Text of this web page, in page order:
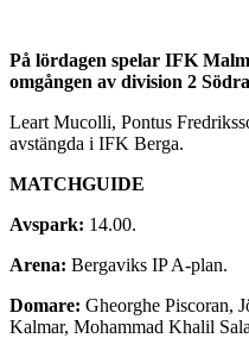
På lördagen spelar IFK
omgången av division 2
Leart Mucolli, Pontus
avstängda i IFK Berga.
MATCHGUIDE
Avspark: 14.00.
Arena: Bergaviks IP A-plan.
Domare: Gheorghe Piscoran,
Kalmar, Mohammad Khalil